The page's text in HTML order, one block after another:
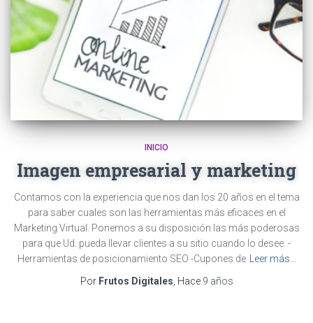
INICIO
Imagen empresarial y marketing
Contamos con la experiencia que nos dan los 20 años en el tema
para saber cuales son las herramientas más eficaces en el
Marketing Virtual. Ponemos a su disposición las más poderosas
para que Ud. pueda llevar clientes a su sitio cuando lo desee. -
Herramientas de posicionamiento SEO -Cupones de
Leer más…
Por Frutos Digitales , Hace 9 años